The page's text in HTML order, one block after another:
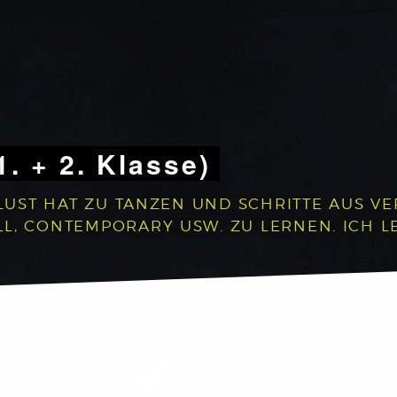
+ 2. Klasse)
HAT ZU TANZEN UND SCHRITTE AUS
CONTEMPORARY USW. ZU LERNEN. ICH